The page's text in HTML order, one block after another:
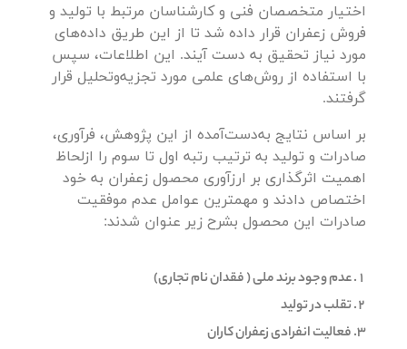
اختیار متخصصان فنی و کارشناسان مرتبط با تولید و
فروش زعفران قرار داده شد تا از این طریق داده‌های
مورد نیاز تحقیق به دست آیند. این اطلاعات، سپس
با استفاده از روش‌های علمی مورد تجزیه‌وتحلیل قرار
گرفتند.
بر اساس نتایج به‌دست‌آمده از این پژوهش، فرآوری،
صادرات و تولید به ترتیب رتبه اول تا سوم را ازلحاظ
اهمیت اثرگذاری بر ارزآوری محصول زعفران به خود
اختصاص دادند و مهمترین عوامل عدم موفقیت
صادرات این محصول بشرح زیر عنوان شدند:
عدم وجود برند ملی ( فقدان نام تجاری)
تقلب در تولید
فعالیت انفرادی زعفران کاران